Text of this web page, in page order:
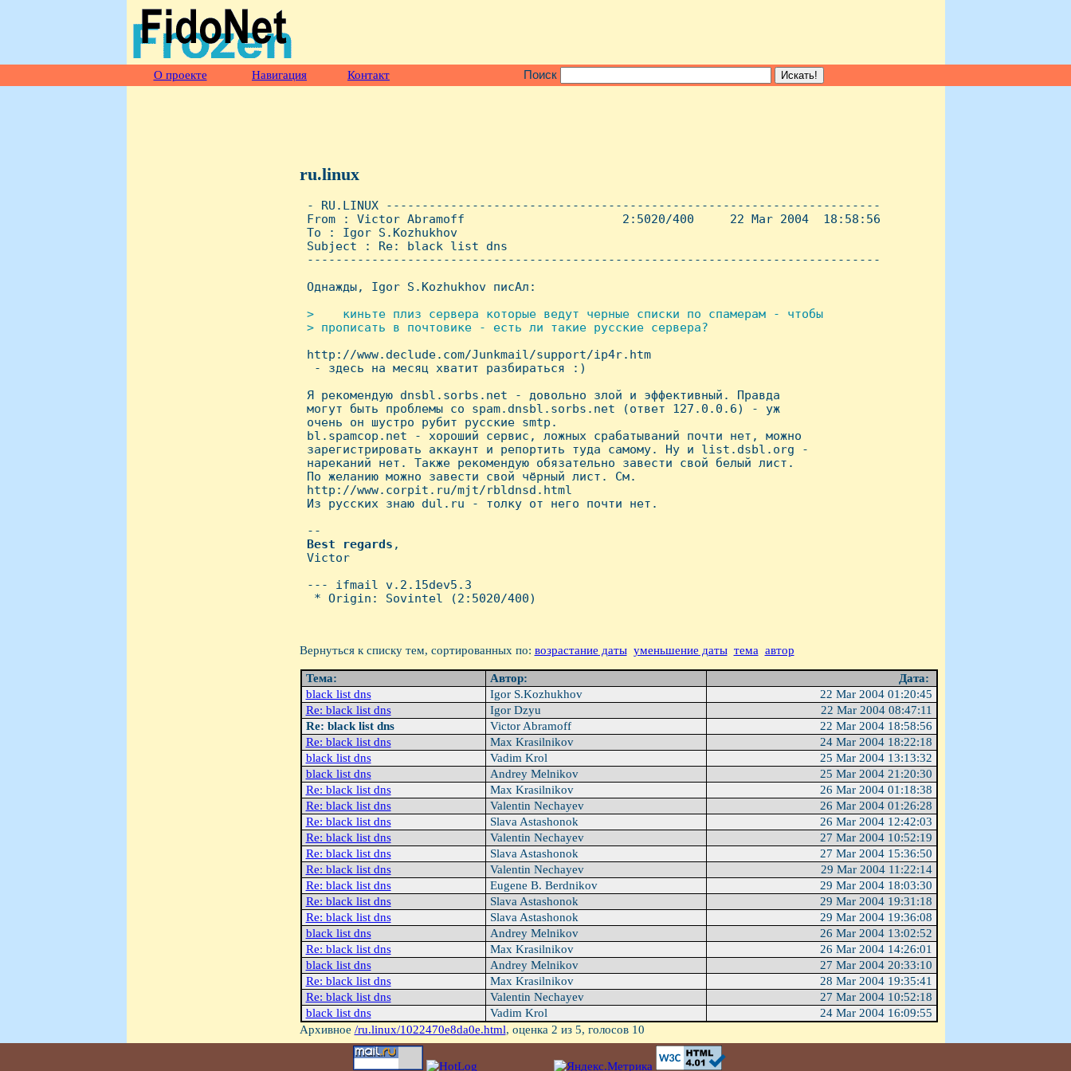
О проекте Навигация Контакт Поиск
ru.linux
- RU.LINUX ---------------------------------------------------------------------
From : Victor Abramoff                      2:5020/400     22 Mar 2004  18:58:56
To : Igor S.Kozhukhov
Subject : Re: black list dns
--------------------------------------------------------------------------------
Однажды, Igor S.Kozhukhov писАл:
>    киньте плиз сервера которые ведут черные списки по спамерам - чтобы
> прописать в почтовике - есть ли такие русские сервера?
http://www.declude.com/Junkmail/support/ip4r.htm
  - здесь на месяц хватит разбираться :)
Я рекомендую dnsbl.sorbs.net - довольно злой и эффективный. Правда
могут быть проблемы со spam.dnsbl.sorbs.net (ответ 127.0.0.6) - уж
очень он шустро рубит русские smtp.
bl.spamcop.net - хороший сервис, ложных срабатываний почти нет, можно
зарегистрировать аккаунт и репортить туда самому. Hу и list.dsbl.org -
нареканий нет. Также рекомендую обязательно завести свой белый лист.
По желанию можно завести свой чёрный лист. См.
http://www.corpit.ru/mjt/rbldnsd.html
Из русских знаю dul.ru - толку от него почти нет.
--
Best
regards ,
Victor
--- ifmail v.2.15dev5.3
  * Origin: Sovintel (2:5020/400)
Вернуться к списку тем, сортированных по: возрастание даты уменьшение даты тема автор
Тема: Автор:
Дата:
black list dns
Igor S.Kozhukhov
22 Mar 2004 01:20:45
Re: black list dns
Igor Dzyu
22 Mar 2004 08:47:11
Re: black list dns
Victor Abramoff
22 Mar 2004 18:58:56
Re: black list dns
Max Krasilnikov
24 Mar 2004 18:22:18
black list dns
Vadim Krol
25 Mar 2004 13:13:32
black list dns
Andrey Melnikov
25 Mar 2004 21:20:30
Re: black list dns
Max Krasilnikov
26 Mar 2004 01:18:38
Re: black list dns
Valentin Nechayev
26 Mar 2004 01:26:28
Re: black list dns
Slava Astashonok
26 Mar 2004 12:42:03
Re: black list dns
Valentin Nechayev
27 Mar 2004 10:52:19
Re: black list dns
Slava Astashonok
27 Mar 2004 15:36:50
Re: black list dns
Valentin Nechayev
29 Mar 2004 11:22:14
Re: black list dns
Eugene B. Berdnikov
29 Mar 2004 18:03:30
Re: black list dns
Slava Astashonok
29 Mar 2004 19:31:18
Re: black list dns
Slava Astashonok
29 Mar 2004 19:36:08
black list dns
Andrey Melnikov
26 Mar 2004 13:02:52
Re: black list dns
Max Krasilnikov
26 Mar 2004 14:26:01
black list dns
Andrey Melnikov
27 Mar 2004 20:33:10
Re: black list dns
Max Krasilnikov
28 Mar 2004 19:35:41
Re: black list dns
Valentin Nechayev
27 Mar 2004 10:52:18
black list dns
Vadim Krol
24 Mar 2004 16:09:55
Архивное /ru.linux/1022470e8da0e.html, оценка 2 из 5, голосов 10